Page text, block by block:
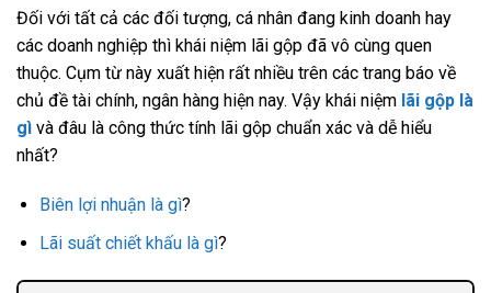
Đối với tất cả các đối tượng, cá nhân đang kinh doanh hay
các doanh nghiệp thì khái niệm lãi gộp đã vô cùng quen
thuộc. Cụm từ này xuất hiện rất nhiều trên các trang báo về
chủ đề tài chính, ngân hàng hiện nay. Vậy khái niệm lãi gộp là
gì và đâu là công thức tính lãi gộp chuẩn xác và dễ hiểu
nhất?
Biên lợi nhuận là gì?
Lãi suất chiết khấu là gì?